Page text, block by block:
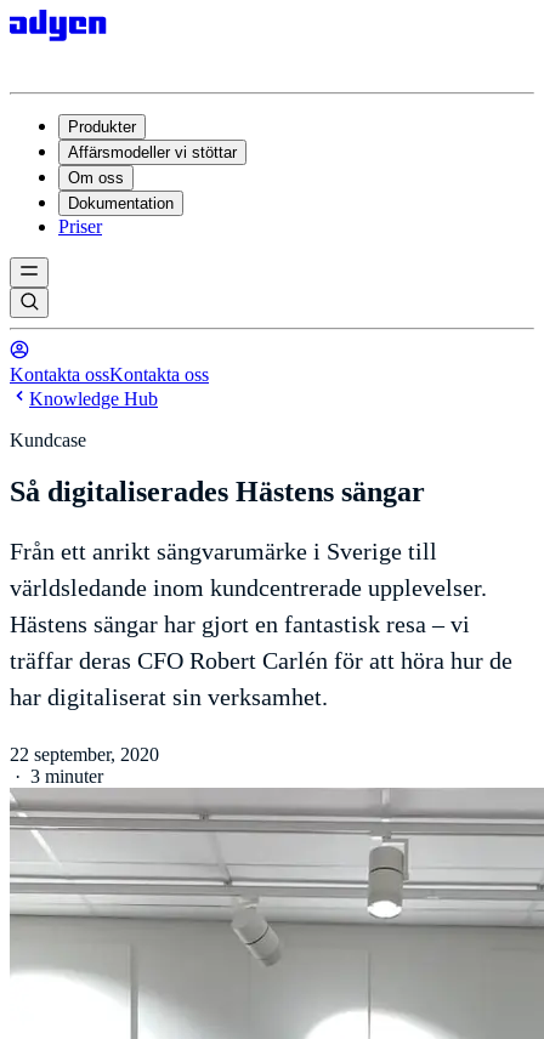
Produkter
Affärsmodeller vi stöttar
Om oss
Dokumentation
Priser
Kontakta ossKontakta oss
Knowledge Hub
Kundcase
Så digitaliserades Hästens sängar
Från ett anrikt sängvarumärke i Sverige till
världsledande inom kundcentrerade upplevelser.
Hästens sängar har gjort en fantastisk resa – vi
träffar deras CFO Robert Carlén för att höra hur de
har digitaliserat sin verksamhet.
22 september, 2020
· 3 minuter